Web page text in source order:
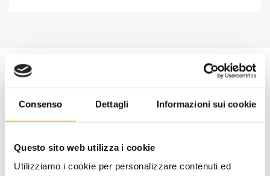
Consenso Dettagli Informazioni sui cookie
Questo sito web utilizza i cookie
Utilizziamo i cookie per personalizzare contenuti ed